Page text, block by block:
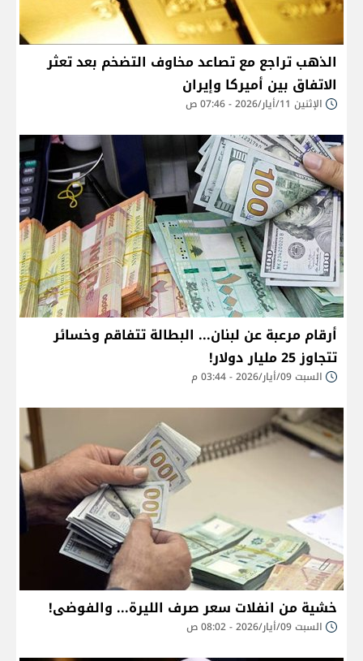
الذهب تراجع مع تصاعد مخاوف التضخم بعد تعثر
الاتفاق بين أميركا وإيران
الإثنين 11/أيار/2026 - 07:46 ص
أرقام مرعبة عن لبنان... البطالة تتفاقم وخسائر
تتجاوز 25 مليار دولار!
السبت 09/أيار/2026 - 03:44 م
خشية من انفلات سعر صرف الليرة... والفوضى!
السبت 09/أيار/2026 - 08:02 ص